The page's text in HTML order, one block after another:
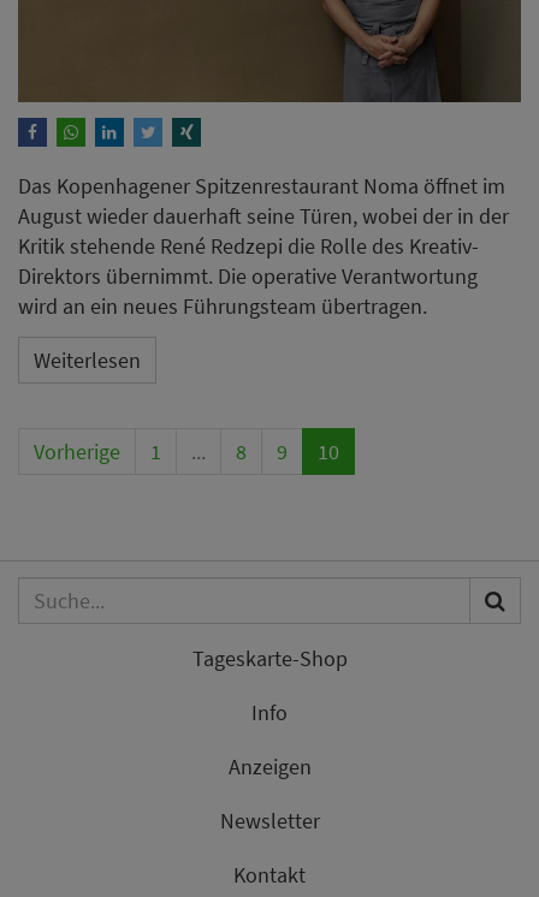
Das Kopenhagener Spitzenrestaurant Noma öffnet im
August wieder dauerhaft seine Türen, wobei der in der
Kritik stehende René Redzepi die Rolle des Kreativ-
Direktors übernimmt. Die operative Verantwortung
wird an ein neues Führungsteam übertragen.
Weiterlesen
Vorherige 1 ... 8 9 10
Tageskarte-Shop
Info
Anzeigen
Newsletter
Kontakt